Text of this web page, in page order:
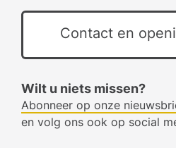
Contact en
Wilt u niets missen?
Abonneer op onze
en volg ons ook op social